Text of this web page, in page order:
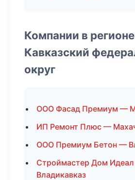
Компании в
Кавказский
округ
ООО Фасад Премиум —
ИП Ремонт Плюс —
ООО Премиум Бетон —
Строймастер Дом
Владикавказ